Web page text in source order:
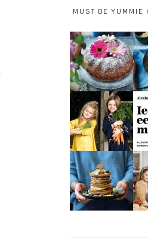
MUST BE YUMMIE